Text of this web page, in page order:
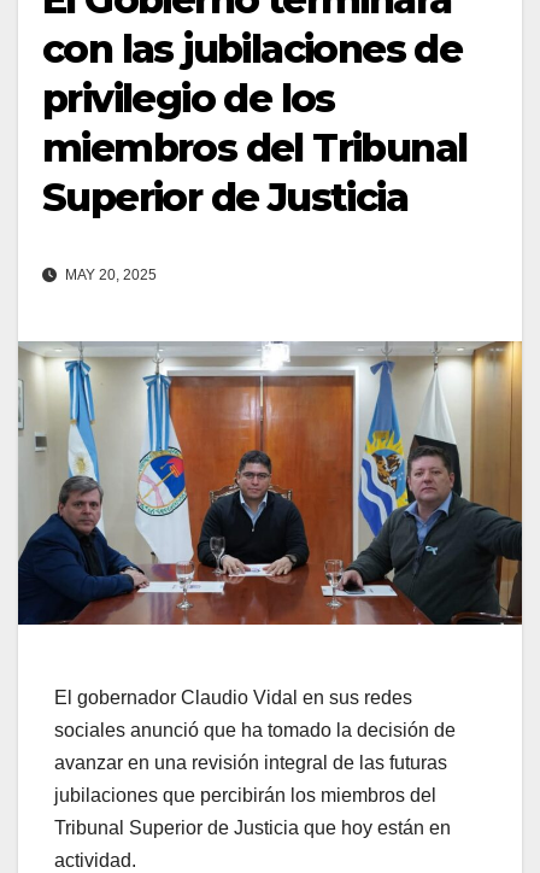
con las jubilaciones de
privilegio de los
miembros del Tribunal
Superior de Justicia
MAY 20, 2025
El gobernador Claudio Vidal en sus redes
sociales anunció que ha tomado la decisión de
avanzar en una revisión integral de las futuras
jubilaciones que percibirán los miembros del
Tribunal Superior de Justicia que hoy están en
actividad.